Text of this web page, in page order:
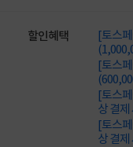
할인혜택
[토스
[토스
[토스
상 결제
[토스
상 결제